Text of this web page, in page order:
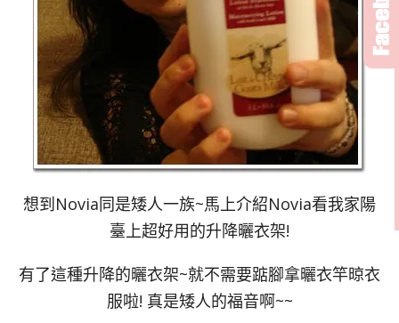
想到Novia同是矮人一族~馬上介紹Novia看我家陽
臺上超好用的升降曬衣架!
有了這種升降的曬衣架~就不需要踮腳拿曬衣竿晾衣
服啦! 真是矮人的福音啊~~